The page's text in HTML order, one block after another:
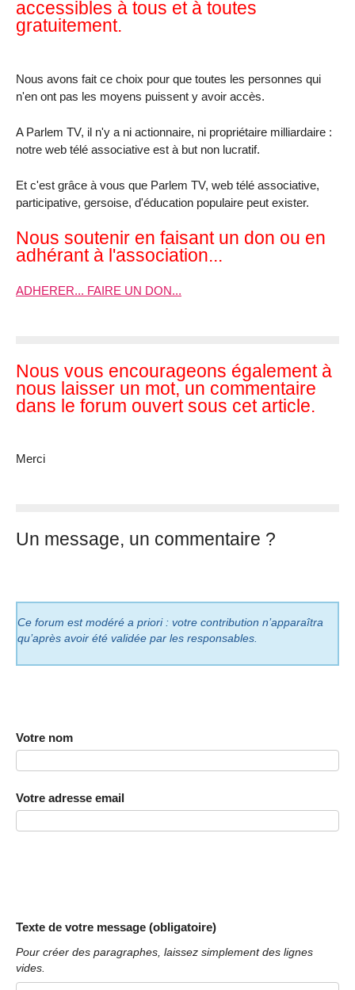
accessibles à tous et à toutes
gratuitement.
Nous avons fait ce choix pour que toutes les personnes qui
n'en ont pas les moyens puissent y avoir accès.
A Parlem TV, il n'y a ni actionnaire, ni propriétaire milliardaire :
notre web télé associative est à but non lucratif.
Et c'est grâce à vous que Parlem TV, web télé associative,
participative, gersoise, d'éducation populaire peut exister.
Nous soutenir en faisant un don ou en
adhérant à l'association...
ADHERER... FAIRE UN DON...
Nous vous encourageons également à
nous laisser un mot, un commentaire
dans le forum ouvert sous cet article.
Merci
Un message, un commentaire ?
Ce forum est modéré a priori : votre contribution n’apparaîtra
qu’après avoir été validée par les responsables.
Votre nom
Votre adresse email
Texte de votre message (obligatoire)
Pour créer des paragraphes, laissez simplement des lignes
vides.